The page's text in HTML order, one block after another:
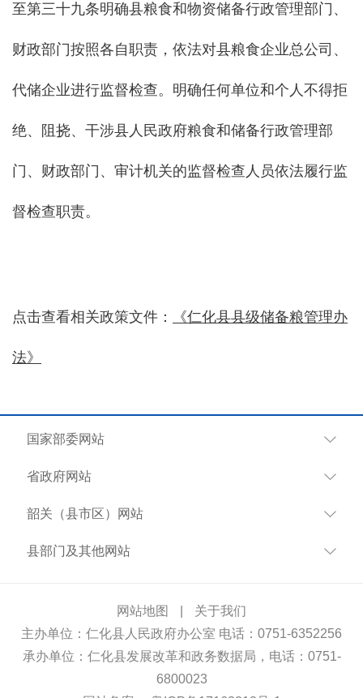
至第三十九条明确县粮食和物资储备行政管理部门、
财政部门按照各自职责，依法对县粮食企业总公司、
代储企业进行监督检查。明确任何单位和个人不得拒
绝、阻挠、干涉县人民政府粮食和储备行政管理部
门、财政部门、审计机关的监督检查人员依法履行监
督检查职责。
点击查看相关政策文件： 《仁化县县级储备粮管理办
法》
国家部委网站
省政府网站
韶关（县市区）网站
县部门及其他网站
网站地图
关于我们
主办单位：仁化县人民政府办公室 电话：0751-6352256
承办单位：仁化县发展改革和政务数据局，电话：0751-
6800023